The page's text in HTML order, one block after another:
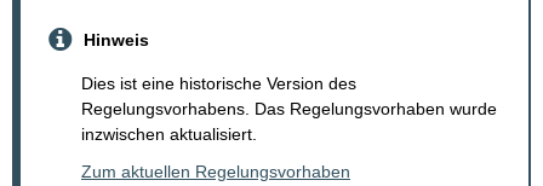
Hinweis
Dies ist eine historische Version des
Regelungsvorhabens. Das Regelungsvorhaben wurde
inzwischen aktualisiert.
Zum aktuellen Regelungsvorhaben